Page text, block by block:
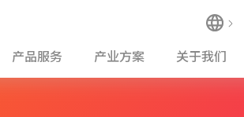
产品服务 产业方案 关于我们